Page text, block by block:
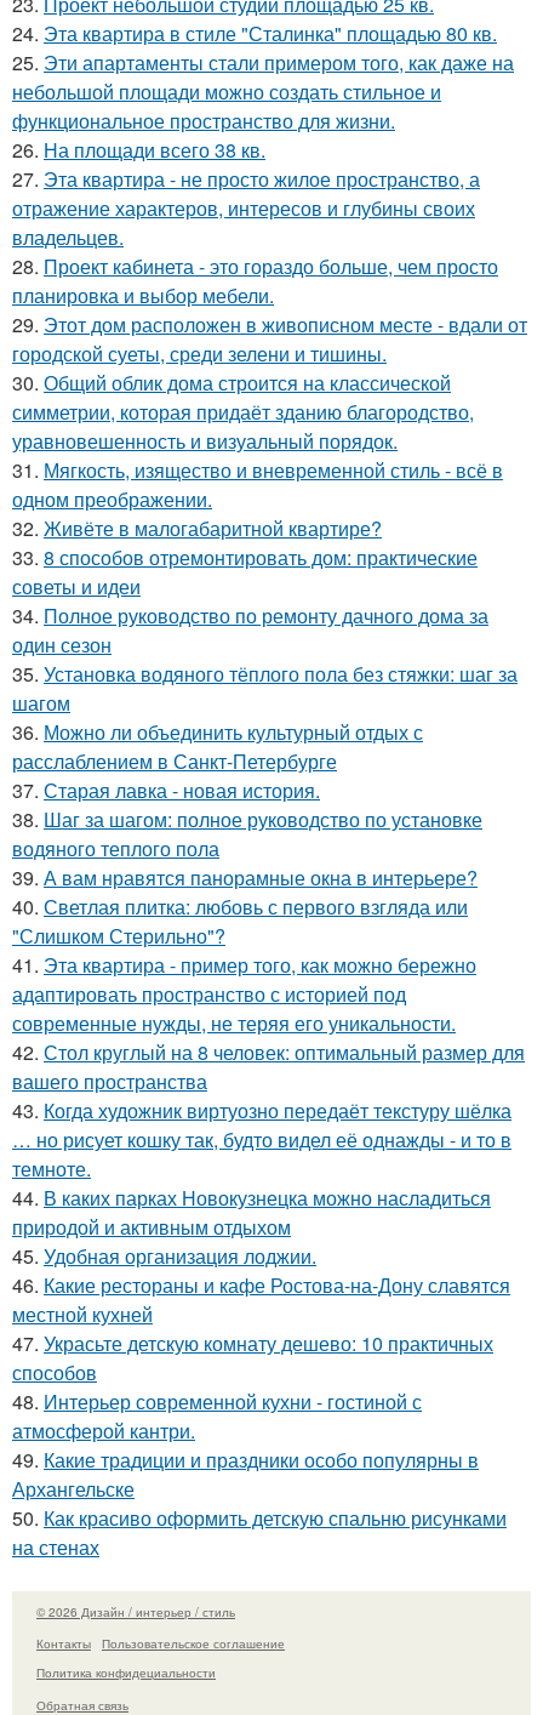
24. Эта квартира в стиле "Сталинка" площадью 80 кв.
25. Эти апартаменты стали примером того, как даже на
небольшой площади можно создать стильное и
функциональное пространство для жизни.
26. На площади всего 38 кв.
27. Эта квартира - не просто жилое пространство, а
отражение характеров, интересов и глубины своих
владельцев.
28. Проект кабинета - это гораздо больше, чем просто
планировка и выбор мебели.
29. Этот дом расположен в живописном месте - вдали от
городской суеты, среди зелени и тишины.
30. Общий облик дома строится на классической
симметрии, которая придаёт зданию благородство,
уравновешенность и визуальный порядок.
31. Мягкость, изящество и вневременной стиль - всё в
одном преображении.
32. Живёте в малогабаритной квартире?
33. 8 способов отремонтировать дом: практические
советы и идеи
34. Полное руководство по ремонту дачного дома за
один сезон
35. Установка водяного тёплого пола без стяжки: шаг за
шагом
36. Можно ли объединить культурный отдых с
расслаблением в Санкт-Петербурге
37. Старая лавка - новая история.
38. Шаг за шагом: полное руководство по установке
водяного теплого пола
39. А вам нравятся панорамные окна в интерьере?
40. Светлая плитка: любовь с первого взгляда или
"Слишком Стерильно"?
41. Эта квартира - пример того, как можно бережно
адаптировать пространство с историей под
современные нужды, не теряя его уникальности.
42. Стол круглый на 8 человек: оптимальный размер для
вашего пространства
43. Когда художник виртуозно передаёт текстуру шёлка
… но рисует кошку так, будто видел её однажды - и то в
темноте.
44. В каких парках Новокузнецка можно насладиться
природой и активным отдыхом
45. Удобная организация лоджии.
46. Какие рестораны и кафе Ростова-на-Дону славятся
местной кухней
47. Украсьте детскую комнату дешево: 10 практичных
способов
48. Интерьер современной кухни - гостиной с
атмосферой кантри.
49. Какие традиции и праздники особо популярны в
Архангельске
50. Как красиво оформить детскую спальню рисунками
на стенах
© 2026 Дизайн / интерьер / стиль
Контакты
Пользовательское соглашение
Политика конфидециальности
Обратная связь